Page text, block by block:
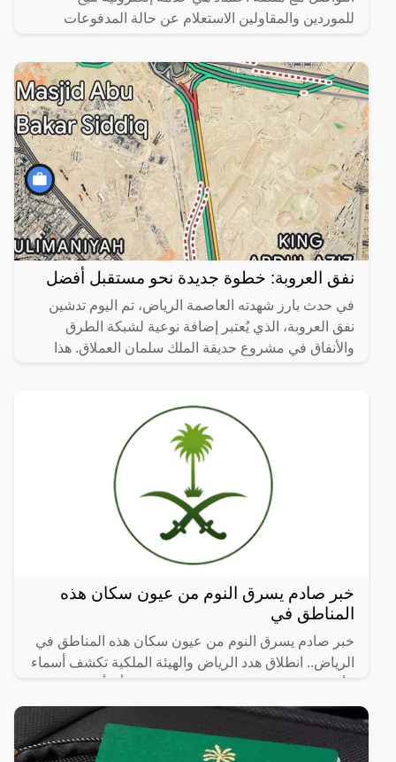
للموردين والمقاولين الاستعلام عن حالة المدفوعات
ولكن ما هي
نفق العروبة: خطوة جديدة نحو مستقبل أفضل
في حدث بارز شهدته العاصمة الرياض، تم اليوم تدشين
نفق العروبة، الذي يُعتبر إضافة نوعية لشبكة الطرق
والأنفاق في مشروع حديقة الملك سلمان العملاق. هذا
خبر صادم يسرق النوم من عيون سكان هذه
المناطق في
خبر صادم يسرق النوم من عيون سكان هذه المناطق في
الرياض.. انطلاق هدد الرياض والهيئة الملكية تكشف أسماء